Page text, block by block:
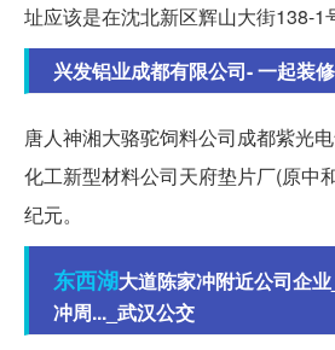
址应该是在沈北新区辉山大街138-1
兴发铝业成都有限公司- 一起装
唐人神湘大骆驼饲料公司成都紫光
化工新型材料公司天府垫片厂(原中
纪元。
东西湖大道陈家冲附近公司企
冲周..._武汉公交